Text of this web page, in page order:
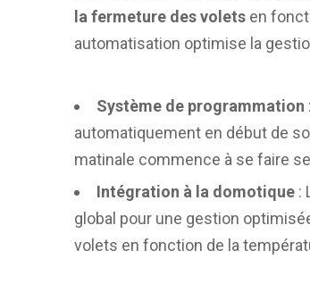
la fermeture des volets en
automatisation optimise la
Système de programmation
automatiquement en début de
matinale commence à se faire
Intégration à la domotique :
global pour une gestion
volets en fonction de la